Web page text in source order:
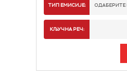
ТИП ЕМИСИЈЕ: ОДАБЕРИТЕ
КЉУЧНА РЕЧ: